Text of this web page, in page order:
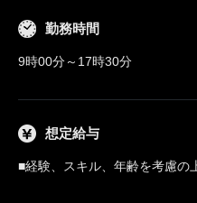
勤務時間
9時00分～17時30分
想定給与
■経験、スキル、年齢を考慮の